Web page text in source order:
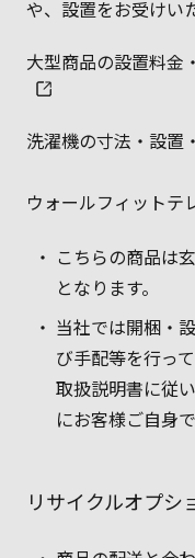
や、設置をお受けい
大型商品の設置料金
洗濯機の寸法・設置
ウォールフィットテ
こちらの商品は
となります。
当社では開梱・
び手配等を行っ
取扱説明書に従
にお客様ご自身
リサイクルオプシ